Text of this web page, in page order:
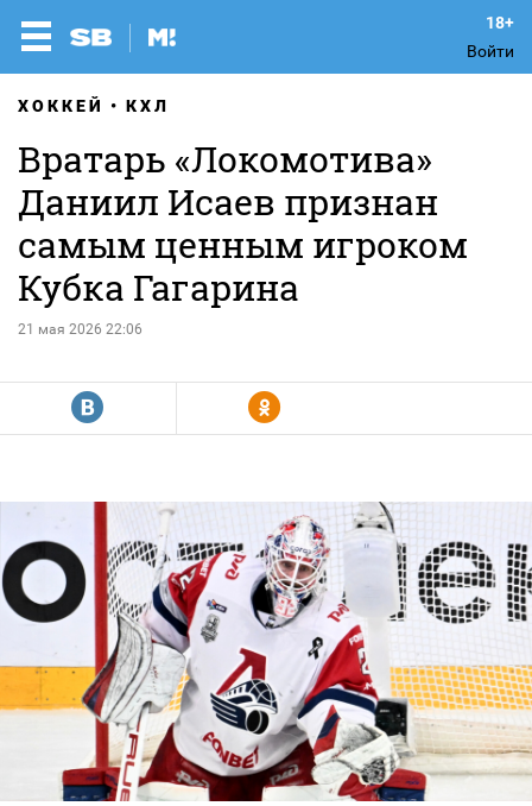
Войти
ХОККЕЙ КХЛ
Вратарь «Локомотива»
Даниил Исаев признан
самым ценным игроком
Кубка Гагарина
21 мая 2026 22:06
R Y